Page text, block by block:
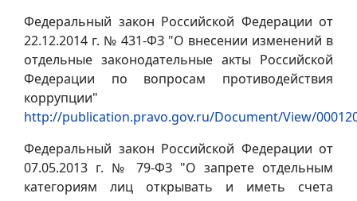
Федеральный закон Российской Федерации от
22.12.2014 г. № 431-ФЗ "О внесении изменений в
отдельные законодательные акты Российской
Федерации по вопросам противодействия
коррупции"
http://publication.pravo.gov.ru/Document/View/
Федеральный закон Российской Федерации от
07.05.2013 г. № 79-ФЗ "О запрете отдельным
категориям лиц открывать и иметь счета